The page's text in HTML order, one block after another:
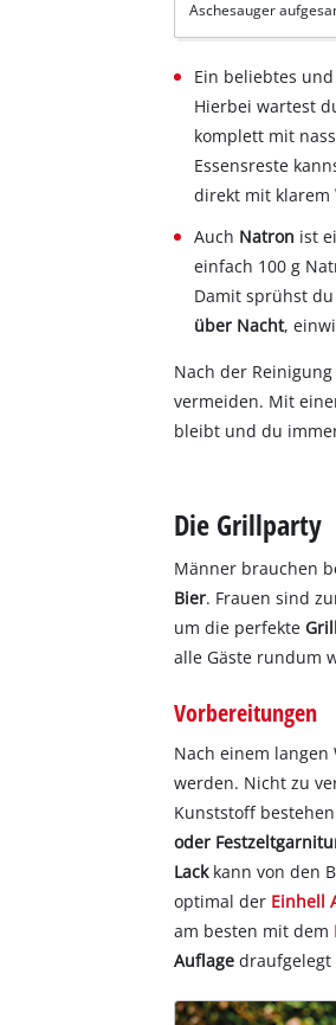
Aschesauger
Ein beliebtes
Hierbei wartest
komplett mit
Essensreste
direkt mit klarem
Auch Natron ist
einfach 100 g
Damit sprühst
über Nacht,
Nach der
vermeiden. Mit
bleibt und du
Die Grillparty
Männer brauchen
Bier. Frauen sind
um die perfekte
alle Gäste rundum
Vorbereitungen
Nach einem
werden. Nicht zu
Kunststoff
oder
Lack kann von den
optimal der Einhell
am besten mit dem
Auflagedraufgelegt